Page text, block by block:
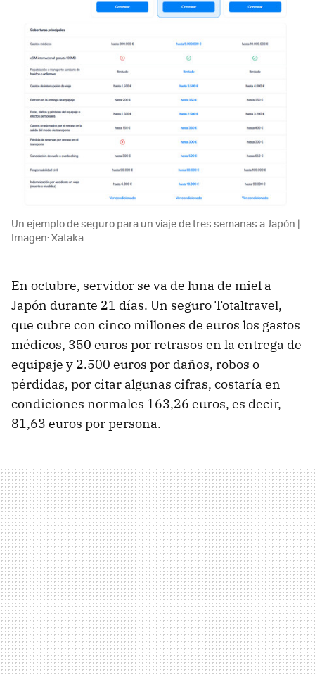
Un ejemplo de seguro para un viaje de tres semanas a Japón |
Imagen: Xataka
En octubre, servidor se va de luna de miel a
Japón durante 21 días. Un seguro Totaltravel,
que cubre con cinco millones de euros los gastos
médicos, 350 euros por retrasos en la entrega de
equipaje y 2.500 euros por daños, robos o
pérdidas, por citar algunas cifras, costaría en
condiciones normales 163,26 euros, es decir,
81,63 euros por persona.